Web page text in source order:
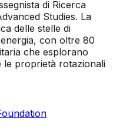
di Ricerca
Studies. La
delle stelle di
con oltre 80
che esplorano
le proprietà rotazionali